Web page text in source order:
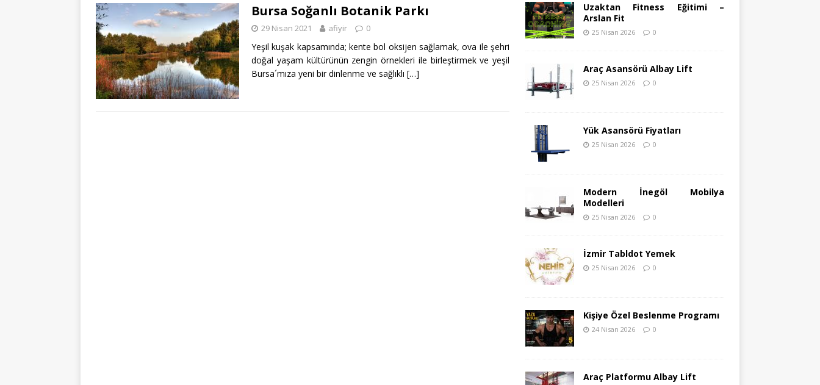
Bursa Soğanlı Botanik Parkı
29 Nisan 2021 afiyir 0
Yeşil kuşak kapsamında; kente bol oksijen sağlamak, ova ile şehri
doğal yaşam kültürünün zengin örnekleri ile birleştirmek ve yeşil
Bursa´mıza yeni bir dinlenme ve sağlıklı […]
Uzaktan Fitness Eğitimi –
Arslan Fit
25 Nisan 2026 0
Araç Asansörü Albay Lift
25 Nisan 2026 0
Yük Asansörü Fiyatları
25 Nisan 2026 0
Modern İnegöl Mobilya
Modelleri
25 Nisan 2026 0
İzmir Tabldot Yemek
25 Nisan 2026 0
Kişiye Özel Beslenme Programı
24 Nisan 2026 0
Araç Platformu Albay Lift